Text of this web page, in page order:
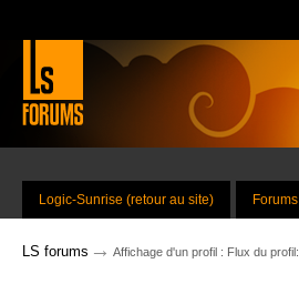
Logic-Sunrise (retour au site) Forums
LS forums → Affichage d'un profil : Flux du